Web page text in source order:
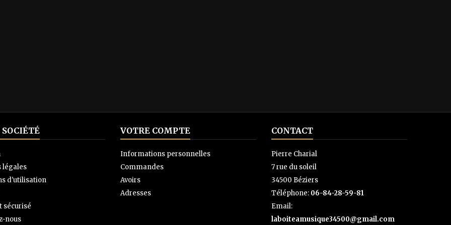
légales
d'utilisation
sécurisé
nous
VOTRE COMPTE
Informations personnelles
Commandes
Avoirs
Adresses
CONTACT
Pierre Charial
7 rue du soleil
34500 Béziers
Téléphone: 06-84-28-59-81
Email:
laboiteamusique34500@gmail.com